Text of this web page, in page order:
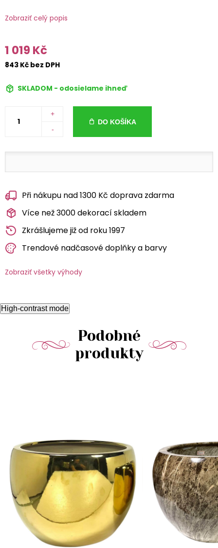
Zobraziť celý popis
1 019 Kč
843 Kč bez DPH
SKLADOM - odosielame ihneď
+
-
DO KOŠÍKA
Při nákupu nad 1300 Kč doprava zdarma
Více než 3000 dekorací skladem
Zkrášlujeme již od roku 1997
Trendové nadčasové doplňky a barvy
Zobraziť všetky výhody
High-contrast mode
Podobné
produkty